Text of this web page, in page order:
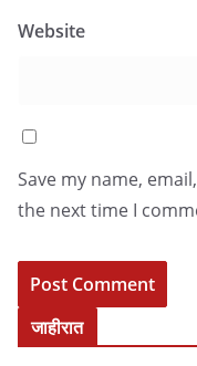
Website
Save my name,
the next time I
जाहीरात